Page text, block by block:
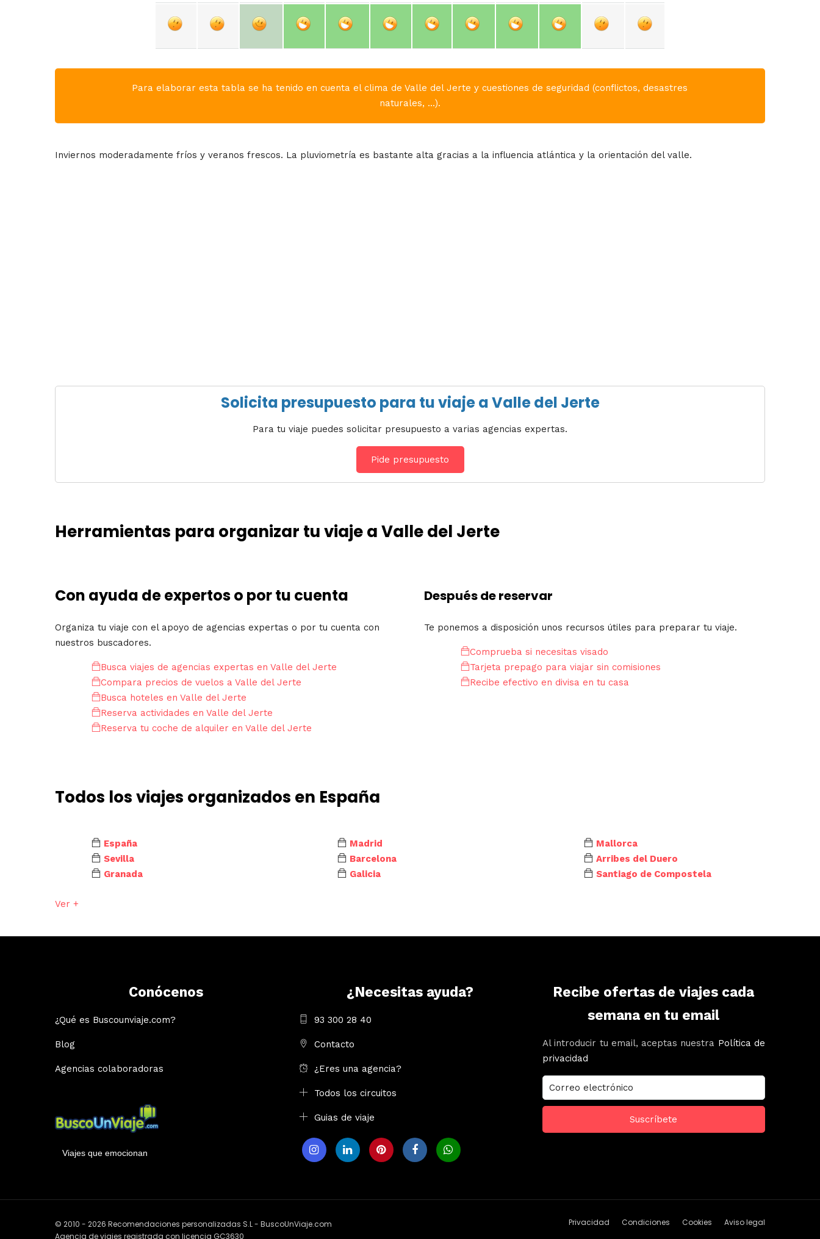
Para elaborar esta tabla se ha tenido en cuenta el clima de Valle del Jerte y cuestiones de seguridad (conflictos, desastres
naturales, ...).
Inviernos moderadamente fríos y veranos frescos. La pluviometría es bastante alta gracias a la influencia atlántica y la orientación del valle.
Solicita presupuesto para tu viaje a Valle del Jerte
Para tu viaje puedes solicitar presupuesto a varias agencias expertas.
Pide presupuesto
Herramientas para organizar tu viaje a Valle del Jerte
Con ayuda de expertos o por tu cuenta
Organiza tu viaje con el apoyo de agencias expertas o por tu cuenta con
nuestros buscadores.
Busca viajes de agencias expertas en Valle del Jerte
Compara precios de vuelos a Valle del Jerte
Busca hoteles en Valle del Jerte
Reserva actividades en Valle del Jerte
Reserva tu coche de alquiler en Valle del Jerte
Después de reservar
Te ponemos a disposición unos recursos útiles para preparar tu viaje.
Comprueba si necesitas visado
Tarjeta prepago para viajar sin comisiones
Recibe efectivo en divisa en tu casa
Todos los viajes organizados en España
España
Sevilla
Granada
Madrid
Barcelona
Galicia
Mallorca
Arribes del Duero
Santiago de Compostela
Ver +
Conócenos
¿Qué es Buscounviaje.com?
Blog
Agencias colaboradoras
Viajes que emocionan
¿Necesitas ayuda?
93 300 28 40
Contacto
¿Eres una agencia?
Todos los circuitos
Guias de viaje
Recibe ofertas de viajes cada
semana en tu email
Al introducir tu email, aceptas nuestra Política de
privacidad
Privacidad Condiciones Cookies Aviso legal
© 2010 - 2026 Recomendaciones personalizadas S.L - BuscoUnViaje.com
Agencia de viajes registrada con licencia GC3630